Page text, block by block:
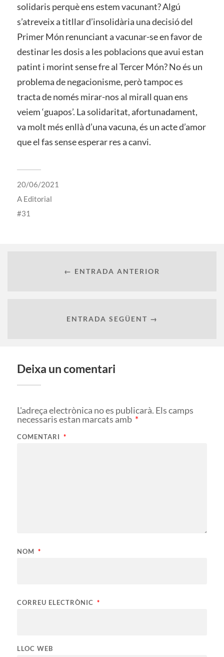
solidaris perquè ens estem vacunant? Algú
s’atreveix a titllar d’insolidària una decisió del
Primer Món renunciant a vacunar-se en favor de
destinar les dosis a les poblacions que avui estan
patint i morint sense fre al Tercer Món? No és un
problema de negacionisme, però tampoc es
tracta de només mirar-nos al mirall quan ens
veiem ‘guapos’. La solidaritat, afortunadament,
va molt més enllà d’una vacuna, és un acte d’amor
que el fas sense esperar res a canvi.
20/06/2021
A Editorial
31
← ENTRADA ANTERIOR
ENTRADA SEGÜENT →
Deixa un comentari
L'adreça electrònica no es publicarà. Els camps
necessaris estan marcats amb *
COMENTARI *
NOM *
CORREU ELECTRÒNIC *
LLOC WEB